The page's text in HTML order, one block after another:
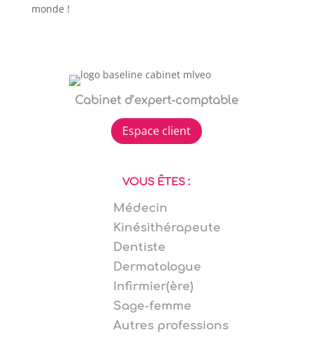
monde !
Cabinet d’expert-comptable
Espace client
VOUS ÊTES :
Médecin
Kinésithérapeute
Dentiste
Dermatologue
Infirmier(ère)
Sage-femme
Autres professions